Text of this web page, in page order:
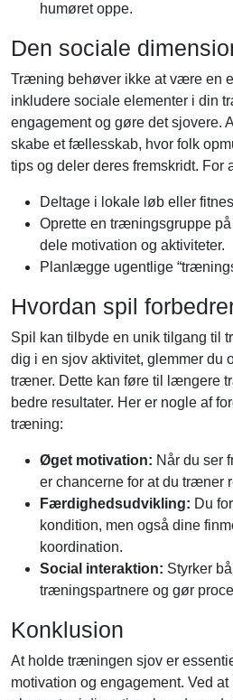
humøret oppe.
Den sociale
Træning behøver ikke at være en
inkludere sociale elementer i din
engagement og gøre det sjovere.
skabe et fællesskab, hvor folk
tips og deler deres fremskridt. For
Deltage i lokale løb eller
Oprette en træningsgruppe
dele motivation og aktiviteter.
Planlægge ugentlige
Hvordan spil
Spil kan tilbyde en unik tilgang til
dig i en sjov aktivitet, glemmer du
træner. Dette kan føre til længere
bedre resultater. Her er nogle af
træning:
Øget motivation: Når du ser
er chancerne for at du træner
Færdighedsudvikling: Du
kondition, men også dine
koordination.
Social interaktion: Styrker
træningspartnere og gør
Konklusion
At holde træningen sjov er
motivation og engagement. Ved